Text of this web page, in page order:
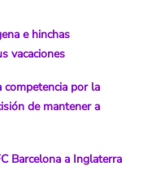
e hinchas
vacaciones
por la
de mantener a
Barcelona a Inglaterra